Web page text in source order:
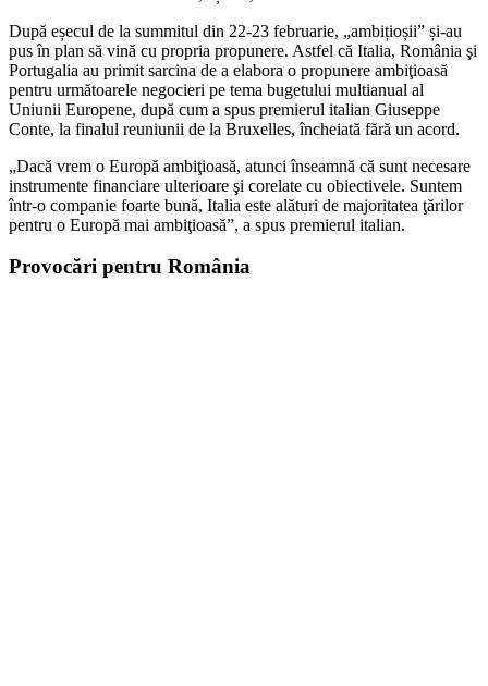
După eșecul de la summitul din 22-23 februarie, „ambițioșii” și-au
pus în plan să vină cu propria propunere. Astfel că Italia, România şi
Portugalia au primit sarcina de a elabora o propunere ambiţioasă
pentru următoarele negocieri pe tema bugetului multianual al
Uniunii Europene, după cum a spus premierul italian Giuseppe
Conte, la finalul reuniunii de la Bruxelles, încheiată fără un acord.
„Dacă vrem o Europă ambiţioasă, atunci înseamnă că sunt necesare
instrumente financiare ulterioare şi corelate cu obiectivele. Suntem
într-o companie foarte bună, Italia este alături de majoritatea ţărilor
pentru o Europă mai ambiţioasă”, a spus premierul italian.
Provocări pentru România